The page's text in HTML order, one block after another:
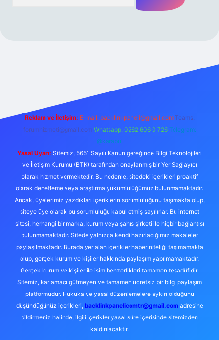
m elexbet
Reklam ve İletişim: E-mail: backlinkpaneli@gmail.com Teams:
forumhizmeti@gmail.com Whatsapp: 0262 606 0 726 Telegram:
@karabul
Yasal Uyarı: Sitemiz, 5651 Sayılı Kanun gereğince Bilgi Teknolojileri
ve İletişim Kurumu (BTK) tarafından onaylanmış bir Yer Sağlayıcı
olarak hizmet vermektedir. Bu nedenle, sitedeki içerikleri proaktif
olarak denetleme veya araştırma yükümlülüğümüz bulunmamaktadır.
Ancak, üyelerimiz yazdıkları içeriklerin sorumluluğunu taşımakta olup,
siteye üye olarak bu sorumluluğu kabul etmiş sayılırlar. Bu internet
sitesi, herhangi bir marka, kurum veya şahıs şirketi ile hiçbir bağlantısı
bulunmamaktadır. Sitede yalnızca kendi hazırladığımız makaleler
paylaşılmaktadır. Burada yer alan içerikler haber niteliği taşımamakta
olup, gerçek kurum ve kişiler hakkında paylaşım yapılmamaktadır.
Gerçek kurum ve kişiler ile isim benzerlikleri tamamen tesadüfidir.
Sitemiz, kar amacı gütmeyen ve tamamen ücretsiz bir bilgi paylaşım
platformudur. Hukuka ve yasal düzenlemelere aykırı olduğunu
düşündüğünüz içerikleri, backlinkpanelicomtr@gmail.comadresine
bildirmeniz halinde, ilgili içerikler yasal süre içerisinde sitemizden
kaldırılacaktır.